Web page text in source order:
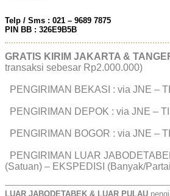
Telp / Sms : 021 – 9689 7875
PIN BB : 326E9B5B
GRATIS KIRIM JAKARTA &
transaksi sebesar Rp2.000.000)
PENGIRIMAN BEKASI : via JNE –
PENGIRIMAN DEPOK : via JNE –
PENGIRIMAN BOGOR : via JNE –
PENGIRIMAN LUAR
(Satuan) – EKSPEDISI (Banyak/
LUAR JABODETABEK & LUAR PULAU